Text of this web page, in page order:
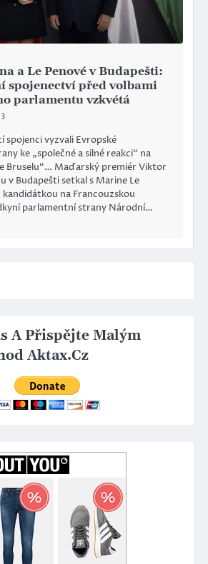
a Le Penové v Budapešti:
spojenectví před volbami
parlamentu vzkvétá
vyzvali Evropské
ke „společné a silné reakci“ na
Bruselu“… Maďarský premiér Viktor
v Budapešti setkal s Marine Le
kandidátkou na Francouzskou
parlamentní strany Národní…
A Přispějte Malým
Aktax.Cz